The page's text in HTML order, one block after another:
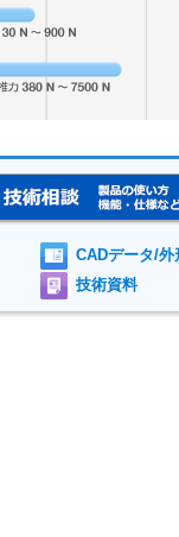
CADデータ/外
技術資料